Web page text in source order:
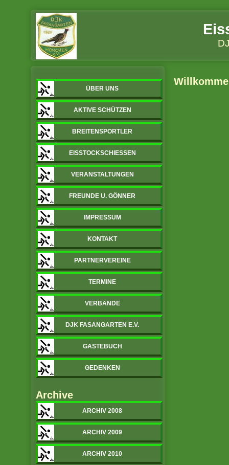
ÜBER UNS
AKTIVE SCHÜTZEN
BREITENSPORTLER
EISSTOCKSCHIESSEN
VERANSTALTUNGEN
FREUNDE U. GÖNNER
IMPRESSUM
KONTAKT
PARTNERVEREINE
TERMINE
VERBÄNDE
DJK FASANGARTEN E.V.
GÄSTEBUCH
GEDENKEN
Archive
ARCHIV 2008
ARCHIV 2009
ARCHIV 2010